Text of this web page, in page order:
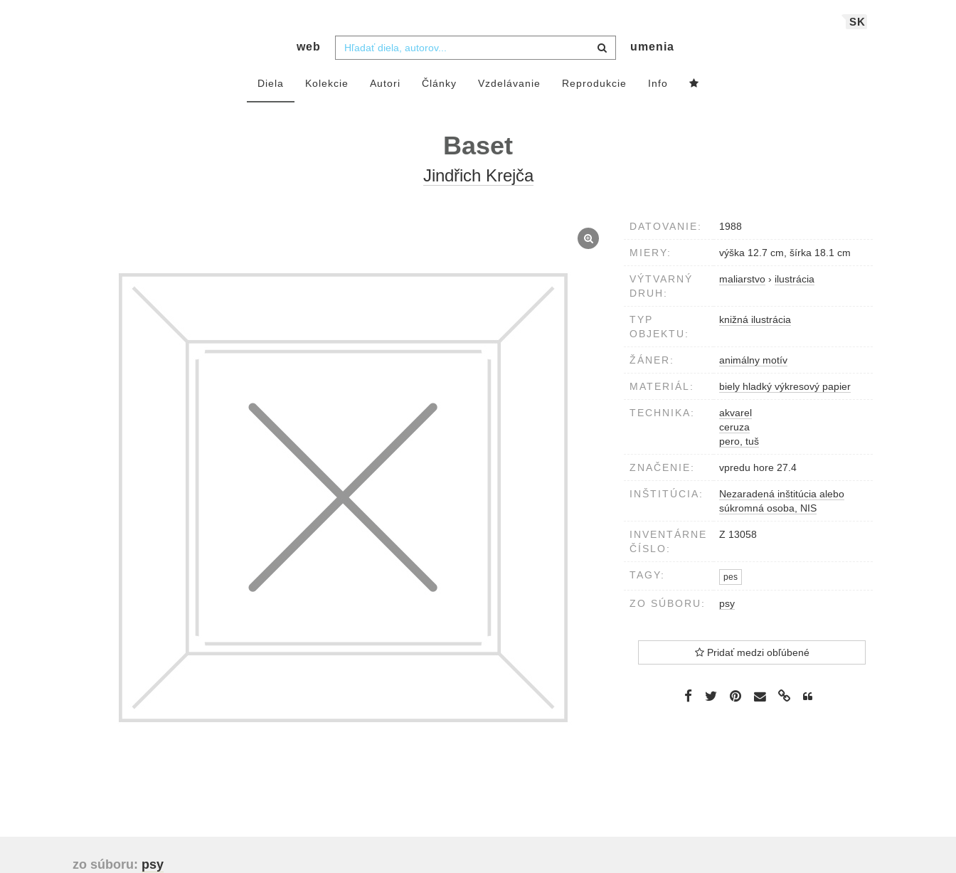
SK
web umenia
Diela Kolekcie Autori Články Vzdelávanie Reprodukcie Info
Baset
Jindřich Krejča
DATOVANIE: 1988
MIERY: výška 12.7 cm, šírka 18.1 cm
VÝTVARNÝ
DRUH:
maliarstvo › ilustrácia
TYP
OBJEKTU:
knižná ilustrácia
ŽÁNER: animálny motív
MATERIÁL: biely hladký výkresový papier
TECHNIKA:
akvarel
ceruza
pero, tuš
ZNAČENIE: vpredu hore 27.4
INŠTITÚCIA:
Nezaradená inštitúcia alebo
súkromná osoba, NIS
INVENTÁRNE
ČÍSLO:
Z 13058
TAGY: pes
ZO SÚBORU: psy
Pridať medzi obľúbené
zo súboru: psy